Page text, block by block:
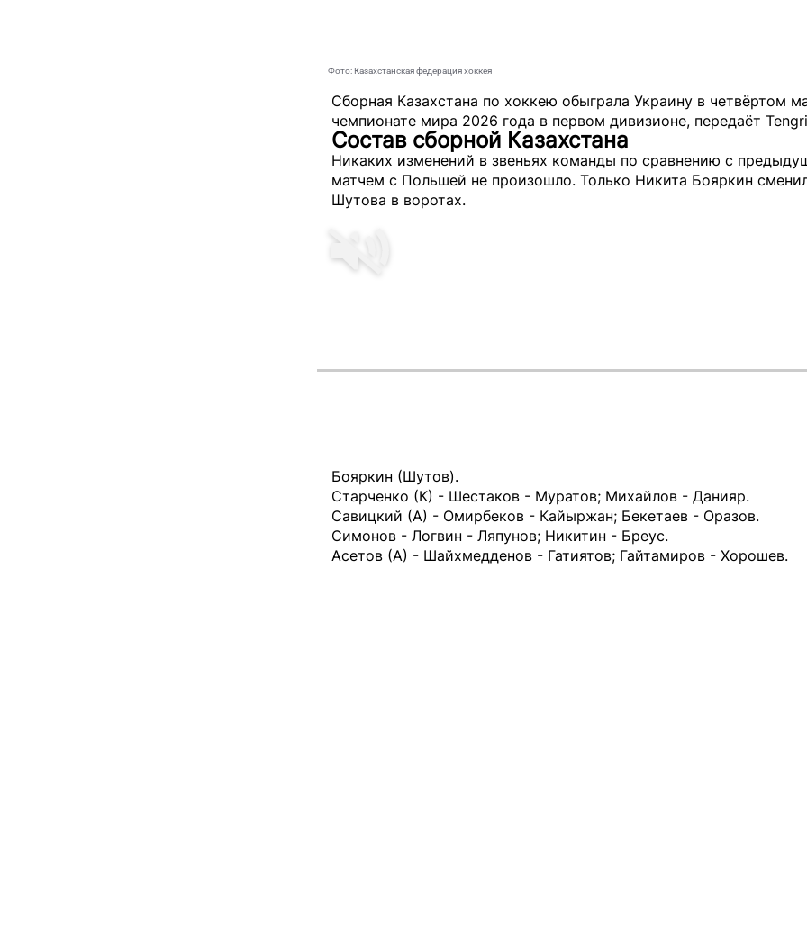
Фото: Казахстанская федерация хоккея
Сборная Казахстана по хоккею обыграла Украину в четвёртом
чемпионате мира 2026 года в первом дивизионе, передаёт
Состав сборной Казахстана
Никаких изменений в звеньях команды по сравнению с
матчем с Польшей не произошло. Только Никита Бояркин
Шутова в воротах.
Бояркин (Шутов).
Старченко (К) - Шестаков - Муратов; Михайлов - Данияр.
Савицкий (А) - Омирбеков - Кайыржан; Бекетаев - Оразов.
Симонов - Логвин - Ляпунов; Никитин - Бреус.
Асетов (А) - Шайхмедденов - Гатиятов; Гайтамиров - Хорошев.